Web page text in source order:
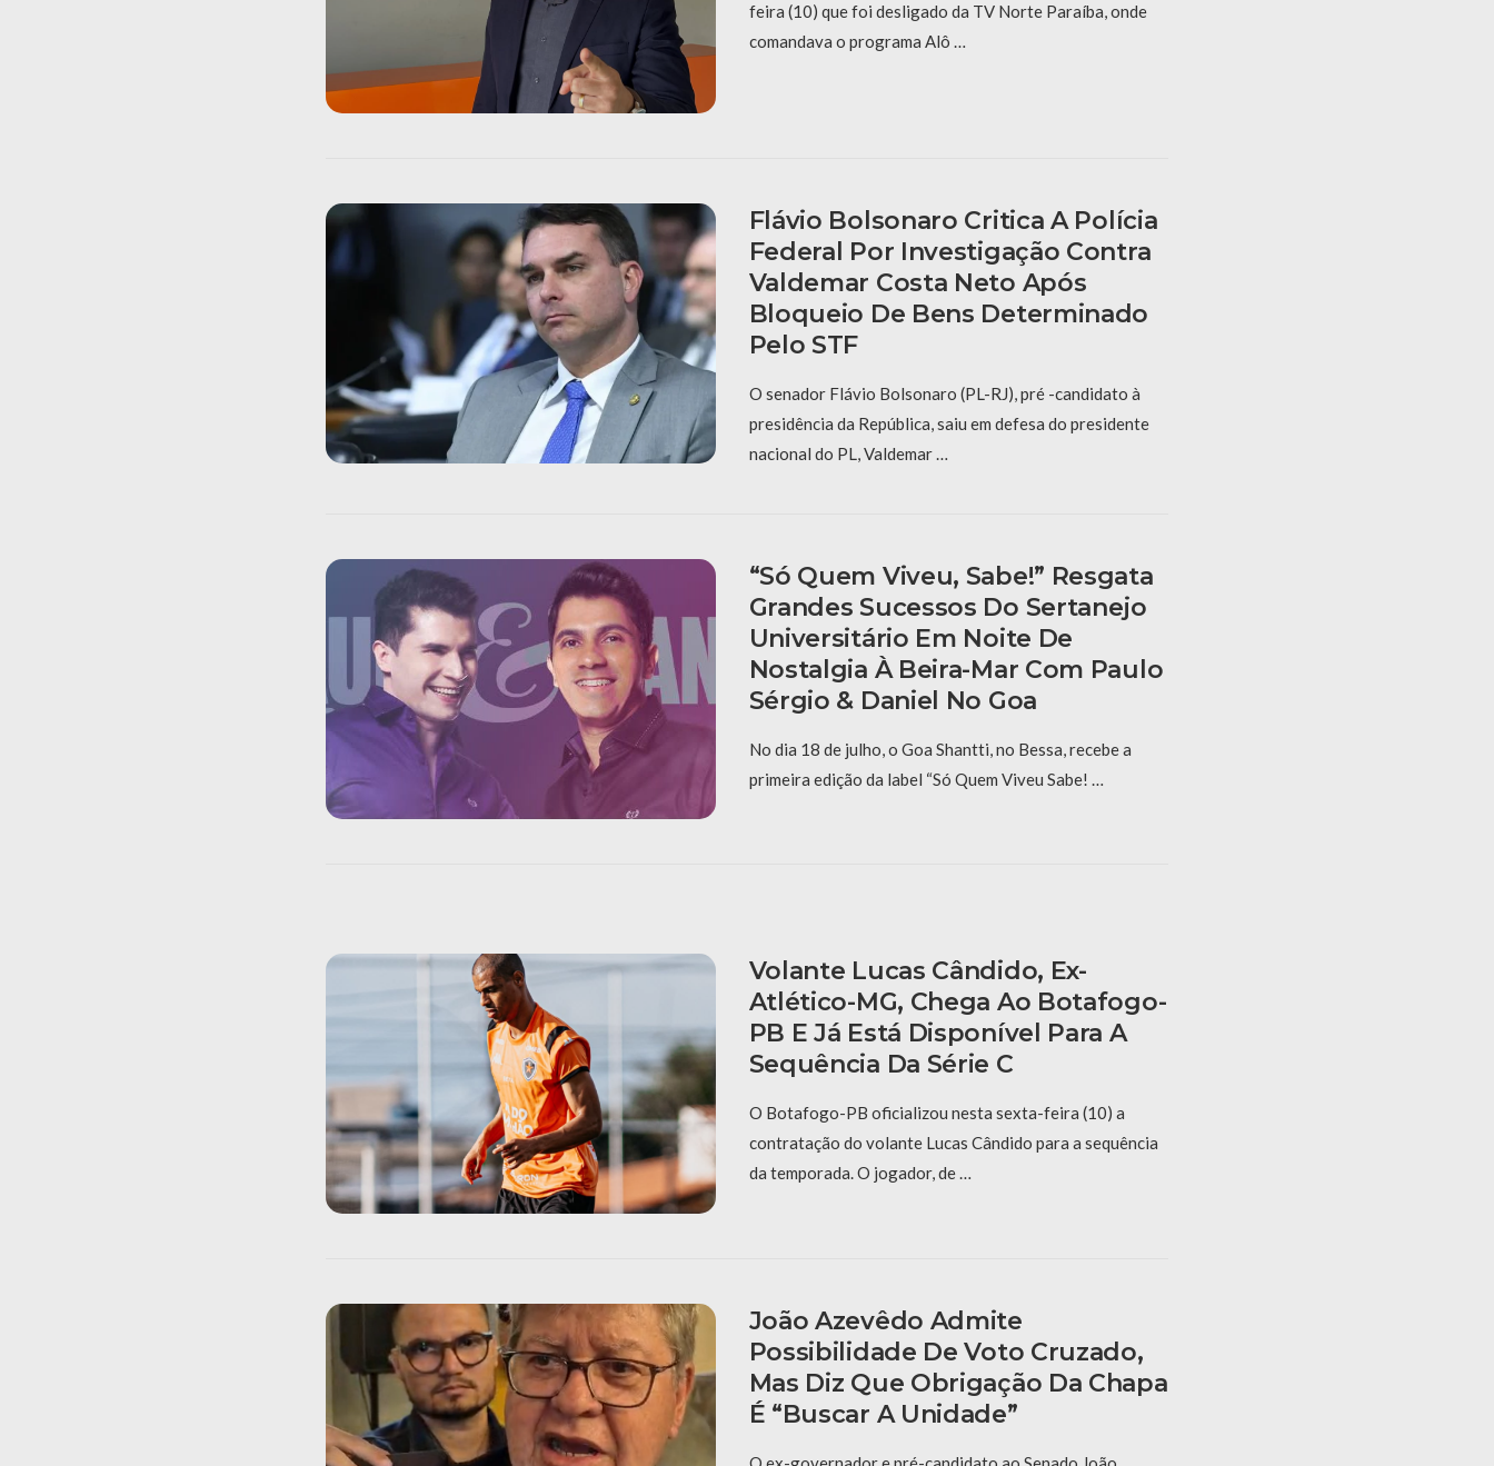
feira (10) que foi desligado da TV Norte Paraíba, onde
comandava o programa Alô …
Flávio Bolsonaro Critica A Polícia
Federal Por Investigação Contra
Valdemar Costa Neto Após
Bloqueio De Bens Determinado
Pelo STF
O senador Flávio Bolsonaro (PL-RJ), pré -candidato à
presidência da República, saiu em defesa do presidente
nacional do PL, Valdemar …
“Só Quem Viveu, Sabe!” Resgata
Grandes Sucessos Do Sertanejo
Universitário Em Noite De
Nostalgia À Beira-Mar Com Paulo
Sérgio & Daniel No Goa
No dia 18 de julho, o Goa Shantti, no Bessa, recebe a
primeira edição da label “Só Quem Viveu Sabe! …
Volante Lucas Cândido, Ex-
Atlético-MG, Chega Ao Botafogo-
PB E Já Está Disponível Para A
Sequência Da Série C
O Botafogo-PB oficializou nesta sexta-feira (10) a
contratação do volante Lucas Cândido para a sequência
da temporada. O jogador, de …
João Azevêdo Admite
Possibilidade De Voto Cruzado,
Mas Diz Que Obrigação Da Chapa
É “buscar A Unidade”